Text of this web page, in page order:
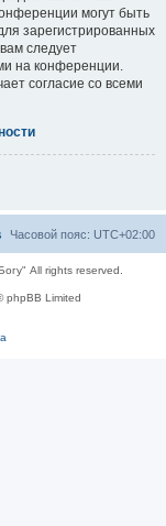
могут быть
зарегистрированных
следует
на конференции.
согласие со всеми
Часовой пояс: UTC+02:00
All rights reserved.
phpBB Limited